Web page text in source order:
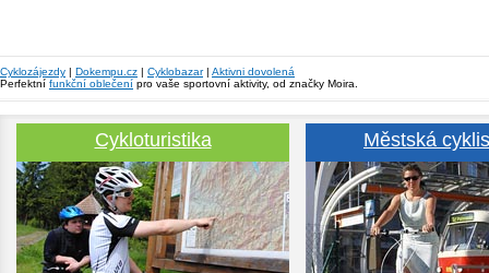
Cyklozájezdy | Dokempu.cz | Cyklobazar| Aktivni dovolená
Perfektní funkční oblečení pro vaše sportovní aktivity, od značky Moira.
Cykloturistika Městská